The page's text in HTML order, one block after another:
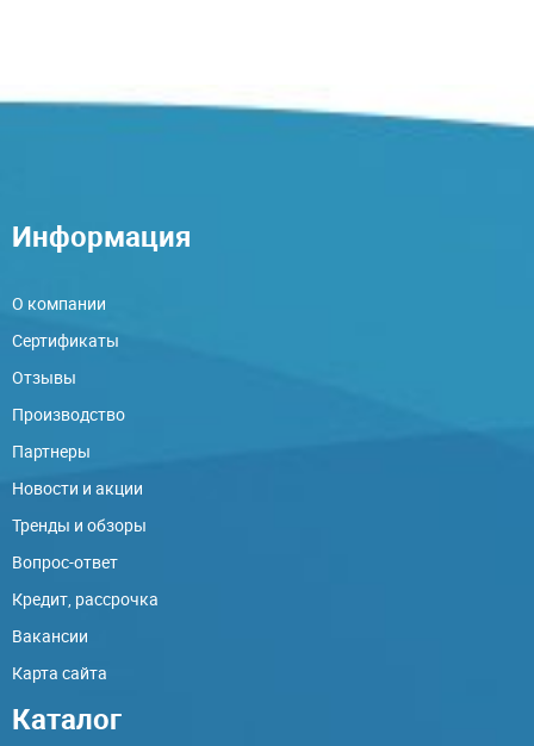
Информация
О компании
Сертификаты
Отзывы
Производство
Партнеры
Новости и акции
Тренды и обзоры
Вопрос-ответ
Кредит, рассрочка
Вакансии
Карта сайта
Каталог